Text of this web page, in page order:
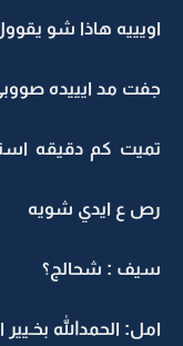
اويييه هاذا شو
جفت مد ايييده
تميت كم دقيقه
رص ع ايدي شويه
سيف : شحالج؟
امل: الحمدالله